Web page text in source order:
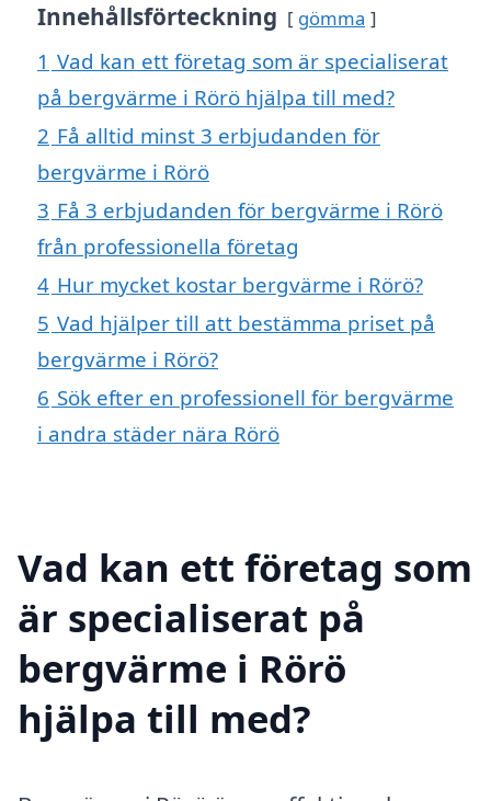
Innehållsförteckning gömma
1 Vad kan ett företag som är specialiserat
på bergvärme i Rörö hjälpa till med?
2 Få alltid minst 3 erbjudanden för
bergvärme i Rörö
3 Få 3 erbjudanden för bergvärme i Rörö
från professionella företag
4 Hur mycket kostar bergvärme i Rörö?
5 Vad hjälper till att bestämma priset på
bergvärme i Rörö?
6 Sök efter en professionell för bergvärme
i andra städer nära Rörö
Vad kan ett företag som
är specialiserat på
bergvärme i Rörö
hjälpa till med?